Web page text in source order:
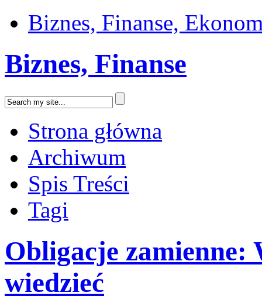
Biznes, Finanse,
Biznes, Finanse
Strona główna
Archiwum
Spis Treści
Tagi
Obligacje zamienne:
wiedzieć